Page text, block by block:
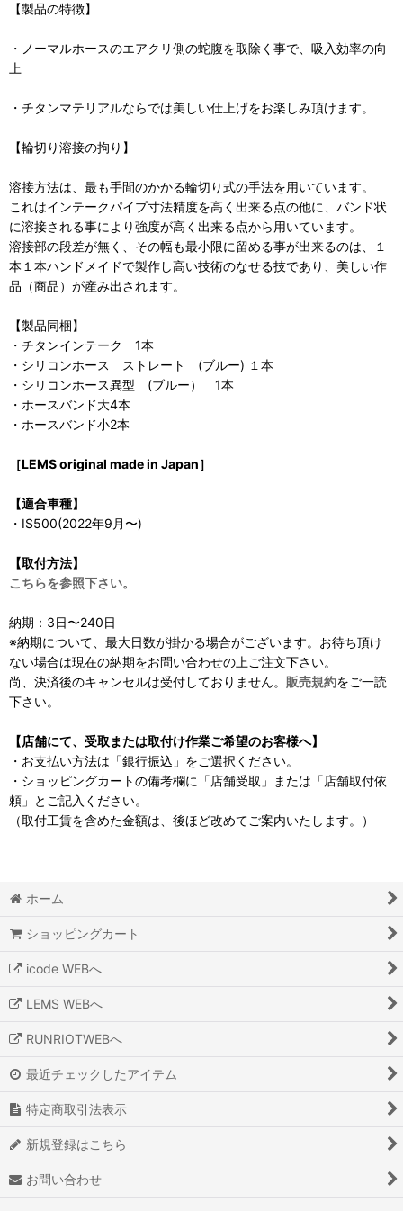
【製品の特徴】
・ノーマルホースのエアクリ側の蛇腹を取除く事で、吸入効率の向
上
・チタンマテリアルならでは美しい仕上げをお楽しみ頂けます。
【輪切り溶接の拘り】
溶接方法は、最も手間のかかる輪切り式の手法を用いています。
これはインテークパイプ寸法精度を高く出来る点の他に、バンド状
に溶接される事により強度が高く出来る点から用いています。
溶接部の段差が無く、その幅も最小限に留める事が出来るのは、１
本１本ハンドメイドで製作し高い技術のなせる技であり、美しい作
品（商品）が産み出されます。
【製品同梱】
・チタンインテーク 1本
・シリコンホース ストレート (ブルー) １本
・シリコンホース異型 (ブルー） 1本
・ホースバンド大4本
・ホースバンド小2本
［LEMS original made in Japan］
【適合車種】
・IS500(2022年9月〜)
【取付方法】
こちらを参照下さい。
納期：3日〜240日
※納期について、最大日数が掛かる場合がございます。お待ち頂け
ない場合は現在の納期をお問い合わせの上ご注文下さい。
尚、決済後のキャンセルは受付しておりません。 販売規約をご一読
下さい。
【店舗にて、受取または取付け作業ご希望のお客様へ】
・お支払い方法は「銀行振込」をご選択ください。
・ショッピングカートの備考欄に「店舗受取」または「店舗取付依
頼」とご記入ください。
（取付工賃を含めた金額は、後ほど改めてご案内いたします。）
ホーム
ショッピングカート
icode WEBへ
LEMS WEBへ
RUNRIOTWEBへ
最近チェックしたアイテム
特定商取引法表示
新規登録はこちら
お問い合わせ